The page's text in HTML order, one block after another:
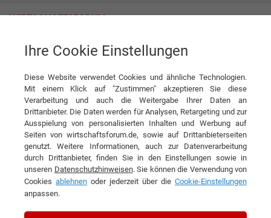
TLT-Turbo GmbH
Interview TLT-Turbo GmbH
DIESEN ARTIKEL EMPFEHLEN
„Wir sind wie ein Start-up mit den
Möglichkeiten eines
Weltkonzerns!“
Ihre Cookie Einstellungen
Diese Website verwendet Cookies und ähnliche Technologien.
Mit einem Klick auf "Zustimmen" akzeptieren Sie diese
Verarbeitung und auch die Weitergabe Ihrer Daten an
Drittanbieter. Die Daten werden für Analysen, Retargeting und zur
Ausspielung von personalisierten Inhalten und Werbung auf
Seiten von wirtschaftsforum.de, sowie auf Drittanbieterseiten
genutzt. Weitere Informationen, auch zur Datenverarbeitung
durch Drittanbieter, finden Sie in den Einstellungen sowie in
unseren Datenschutzhinweisen. Sie können die Verwendung von
Cookies ablehnen oder jederzeit über die Cookie-Einstellungen
anpassen.